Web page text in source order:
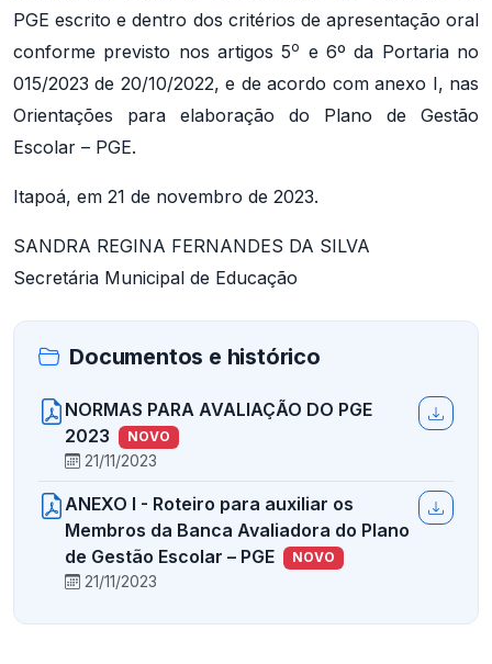
PGE escrito e dentro dos critérios de apresentação oral
conforme previsto nos artigos 5o e 6º da Portaria no
015/2023 de 20/10/2022, e de acordo com anexo I, nas
Orientações para elaboração do Plano de Gestão
Escolar – PGE.
Itapoá, em 21 de novembro de 2023.
SANDRA REGINA FERNANDES DA SILVA
Secretária Municipal de Educação
Documentos e histórico
NORMAS PARA AVALIAÇÃO DO PGE
2023
NOVO
21/11/2023
ANEXO I - Roteiro para auxiliar os
Membros da Banca Avaliadora do Plano
de Gestão Escolar – PGE
NOVO
21/11/2023